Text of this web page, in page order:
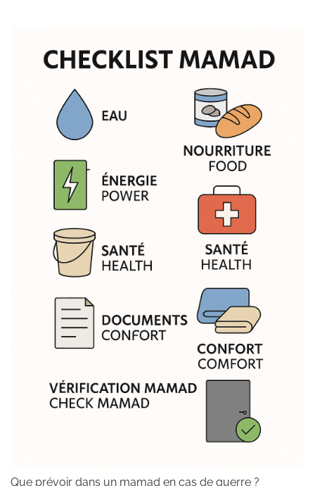
Que prévoir dans un mamad en cas de guerre ?